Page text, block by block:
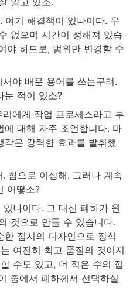
여기 해결책이 있나이다. 우
없으며 시간이 정해져 있습
야 하므로, 범위만 변경할 수
야 배운 용어를 쓰는구려.
눈 적이 있소?
에게 작업 프로세스라고 부
대해 자주 조언합니다. 마
은 강력한 효과를 발휘했
참으로 이상해. 그러나 계속
어떻소?
나이다. 그 대신 폐하가 원
것으로 만들 수 있습니다.
접시의 디자인으로 장식
여전히 최고 품질의 것이지
수도 있고, 더 적은 수의 접
중에서 폐하께서 선택하실